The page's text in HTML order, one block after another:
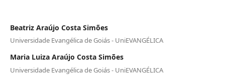
Beatriz Araújo Costa Simões
Universidade Evangélica de Goiás - UniEVANGÉLICA
Maria Luiza Araújo Costa Simões
Universidade Evangélica de Goiás - UniEVANGÉLICA